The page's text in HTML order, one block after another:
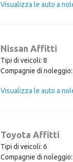
Visualizza le auto a
Nissan Affitti
Tipi di veicoli: 8
Compagnie di noleggio:
Visualizza le auto a
Toyota Affitti
Tipi di veicoli: 6
Compagnie di